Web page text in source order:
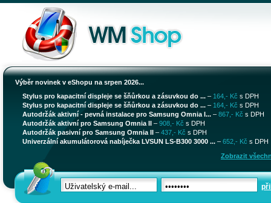
Výběr novinek v eShopu na srpen 2026...
Stylus pro kapacitní displeje se šňůrkou a zásuvkou do ... – 164,- Kč s DPH
Stylus pro kapacitní displeje se šňůrkou a zásuvkou do ... – 164,- Kč s DPH
Autodržák aktivní - pevná instalace pro Samsung Omnia I... – 867,- Kč s DPH
Autodržák aktivní pro Samsung Omnia II – 908,- Kč s DPH
Autodržák pasivní pro Samsung Omnia II – 437,- Kč s DPH
Univerzální akumulátorová nabíječka LVSUN LS-B300 3000 ... – 652,- Kč s DPH
Zobrazit